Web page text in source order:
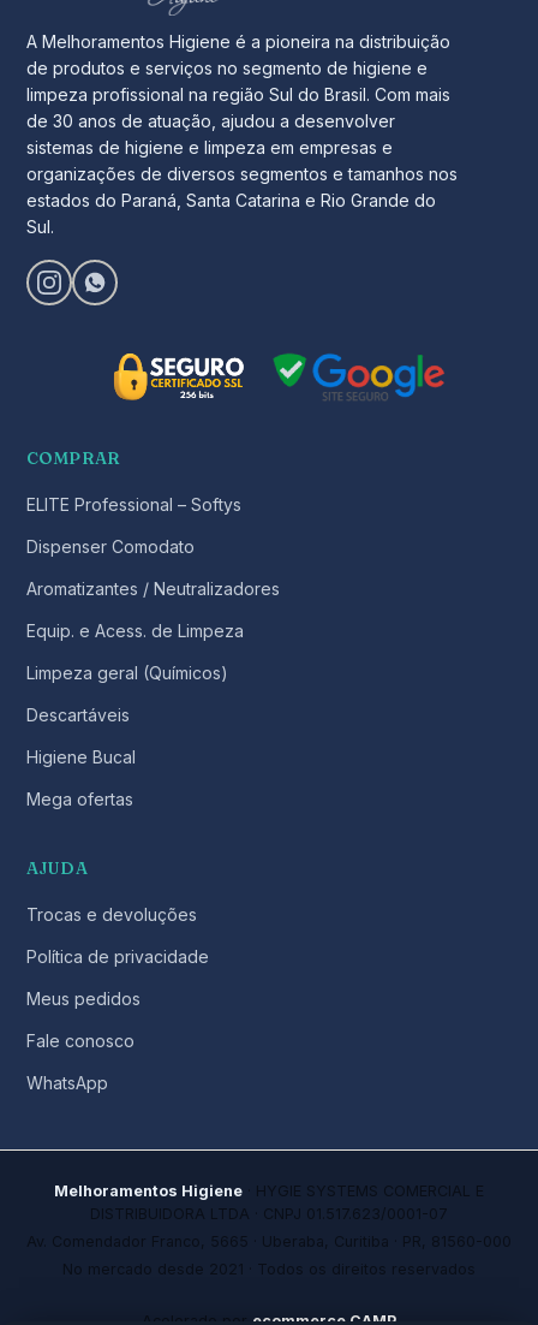
A Melhoramentos Higiene é a pioneira na distribuição
de produtos e serviços no segmento de higiene e
limpeza profissional na região Sul do Brasil. Com mais
de 30 anos de atuação, ajudou a desenvolver
sistemas de higiene e limpeza em empresas e
organizações de diversos segmentos e tamanhos nos
estados do Paraná, Santa Catarina e Rio Grande do
Sul.
COMPRAR
ELITE Professional – Softys
Dispenser Comodato
Aromatizantes / Neutralizadores
Equip. e Acess. de Limpeza
Limpeza geral (Químicos)
Descartáveis
Higiene Bucal
Mega ofertas
AJUDA
Trocas e devoluções
Política de privacidade
Meus pedidos
Fale conosco
WhatsApp
Melhoramentos Higiene · HYGIE SYSTEMS COMERCIAL E
DISTRIBUIDORA LTDA · CNPJ 01.517.623/0001-07
Av. Comendador Franco, 5665 · Uberaba, Curitiba · PR, 81560-000
No mercado desde 2021 · Todos os direitos reservados
Acelerado por ecommerce.CAMP